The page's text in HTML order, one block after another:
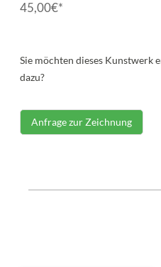
45,00€*
Sie möchten dieses Kunstwerk
dazu?
Anfrage zur Zeichnung